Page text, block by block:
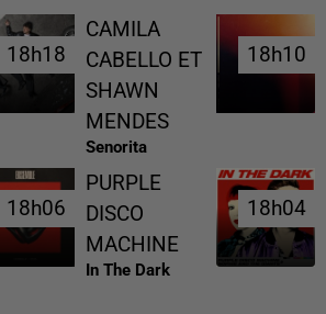
18h18
18h18
CAMILA
CABELLO ET
SHAWN
MENDES
Senorita
18h10
18h10
18h06
18h06
PURPLE
DISCO
MACHINE
In The Dark
18h04
18h04